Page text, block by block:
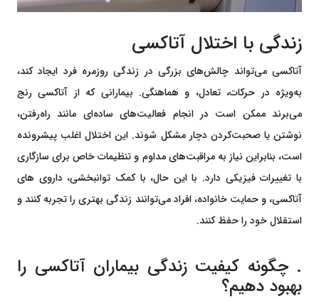
زندگی با اختلال آتاکسی
آتاکسی می‌تواند چالش‌های بزرگی در زندگی روزمره فرد ایجاد کند،
به‌ویژه در حرکات، تعادل، و هماهنگی. بیمارانی که از آتاکسی رنج
می‌برند ممکن است در انجام فعالیت‌های ساده‌ای مانند راه‌رفتن،
نوشتن یا صحبت‌کردن دچار مشکل شوند. این اختلال اغلب پیشرونده
است، بنابراین نیاز به مراقبت‌های مداوم و تنظیمات خاص برای سازگاری
با تغییرات فیزیکی دارد. با این حال، با کمک توانبخشی، داروی های
آتاکسی، و حمایت خانواده، افراد می‌توانند زندگی بهتری را تجربه کنند و
استقلال خود را حفظ کنند.
. چگونه کیفیت زندگی بیماران آتاکسی را
بهبود دهیم؟